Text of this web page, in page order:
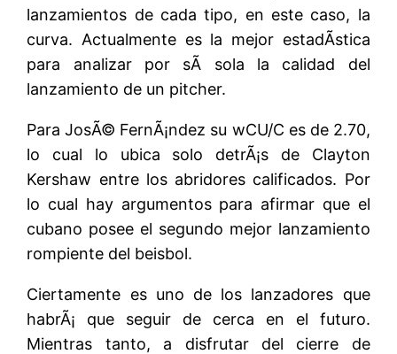
lanzamientos de cada tipo, en este caso, la
curva. Actualmente es la mejor estadÃ­stica
para analizar por sÃ­ sola la calidad del
lanzamiento de un pitcher.
Para JosÃ© FernÃ¡ndez su wCU/C es de 2.70,
lo cual lo ubica solo detrÃ¡s de Clayton
Kershaw entre los abridores calificados. Por
lo cual hay argumentos para afirmar que el
cubano posee el segundo mejor lanzamiento
rompiente del beisbol.
Ciertamente es uno de los lanzadores que
habrÃ¡ que seguir de cerca en el futuro.
Mientras tanto, a disfrutar del cierre de